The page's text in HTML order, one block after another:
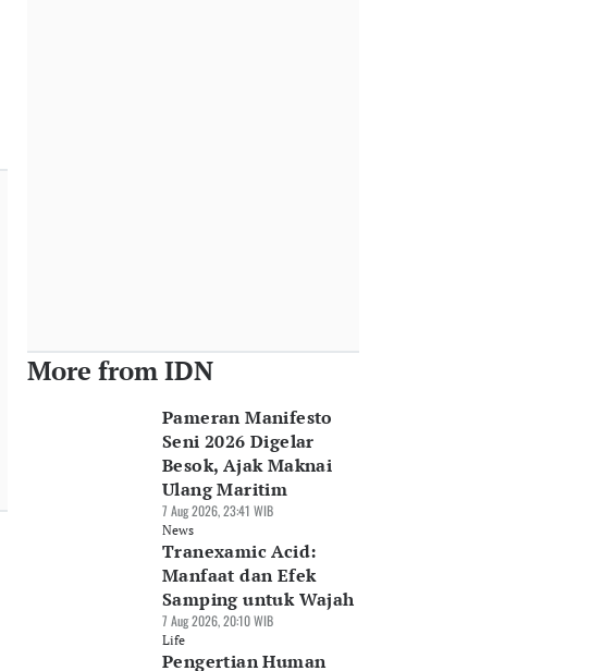
More from IDN
Pameran Manifesto
Seni 2026 Digelar
Besok, Ajak Maknai
Ulang Maritim
7 Aug 2026, 23:41 WIB
News
Tranexamic Acid:
Manfaat dan Efek
Samping untuk Wajah
7 Aug 2026, 20:10 WIB
Life
Pengertian Human